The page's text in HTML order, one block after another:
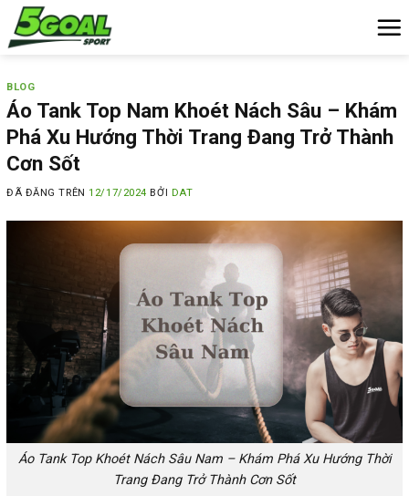
Chuyển
đến
dung
BLOG
Áo Tank Top Nam Khoét Nách Sâu – Khám
Phá Xu Hướng Thời Trang Đang Trở Thành
Cơn Sốt
ĐÃ ĐĂNG TRÊN12/17/2024 BỞI DAT
Áo Tank Top Khoét Nách Sâu Nam – Khám Phá Xu Hướng Thời
Trang Đang Trở Thành Cơn Sốt